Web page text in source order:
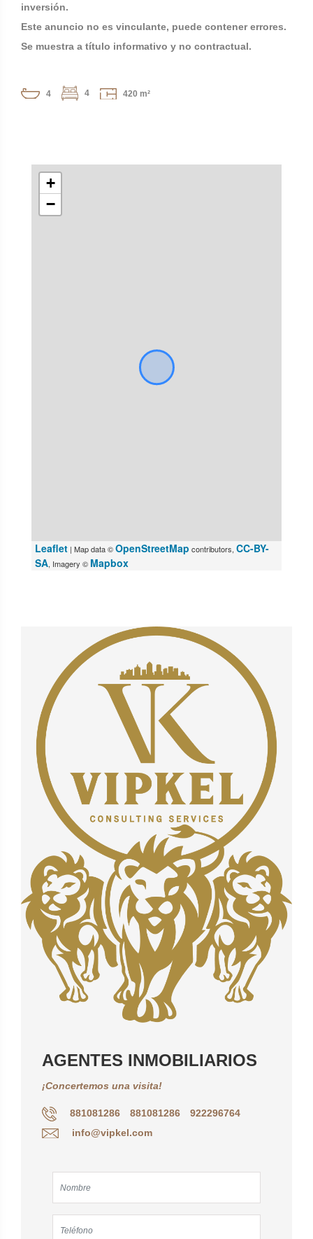
inversión.
Este anuncio no es vinculante, puede contener errores.
Se muestra a título informativo y no contractual.
4 4 420 m²
+
−
Leaflet | Map data ©OpenStreetMap contributors, CC-BY-
SA, Imagery © Mapbox
AGENTES INMOBILIARIOS
¡Concertemos una visita!
881081286 881081286
922296764
info@vipkel.com